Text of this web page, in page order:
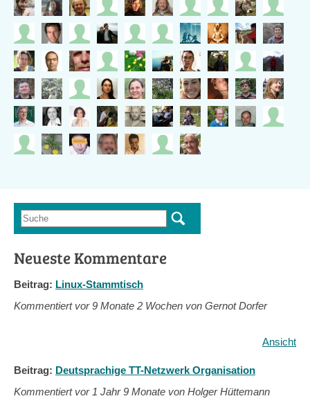
Suchformular
Suche
Neueste Kommentare
Beitrag: Linux-Stammtisch
Kommentiert vor9 Monate 2 Wochen von Gernot Dorfer
Ansicht
Beitrag: Deutsprachige TT-Netzwerk Organisation
Kommentiert vor 1 Jahr 9 Monate von Holger Hüttemann